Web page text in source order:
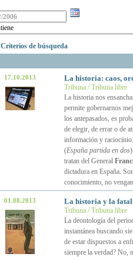
de búsqueda
17.10.2013 La historia: caos,
Tribuna / Tribuna libre
La historia nos
permite gobernarnos
los antepasados, es
de elegir, de errar o de
información y
(España partida en dos
tratan del General
dictadura en España.
conocimiento, no
01.08.2013 La historia y la
Tribuna / Tribuna libre
La deontología del
instantánea buscando
de estar dispuestos a
siempre la verdad? No,